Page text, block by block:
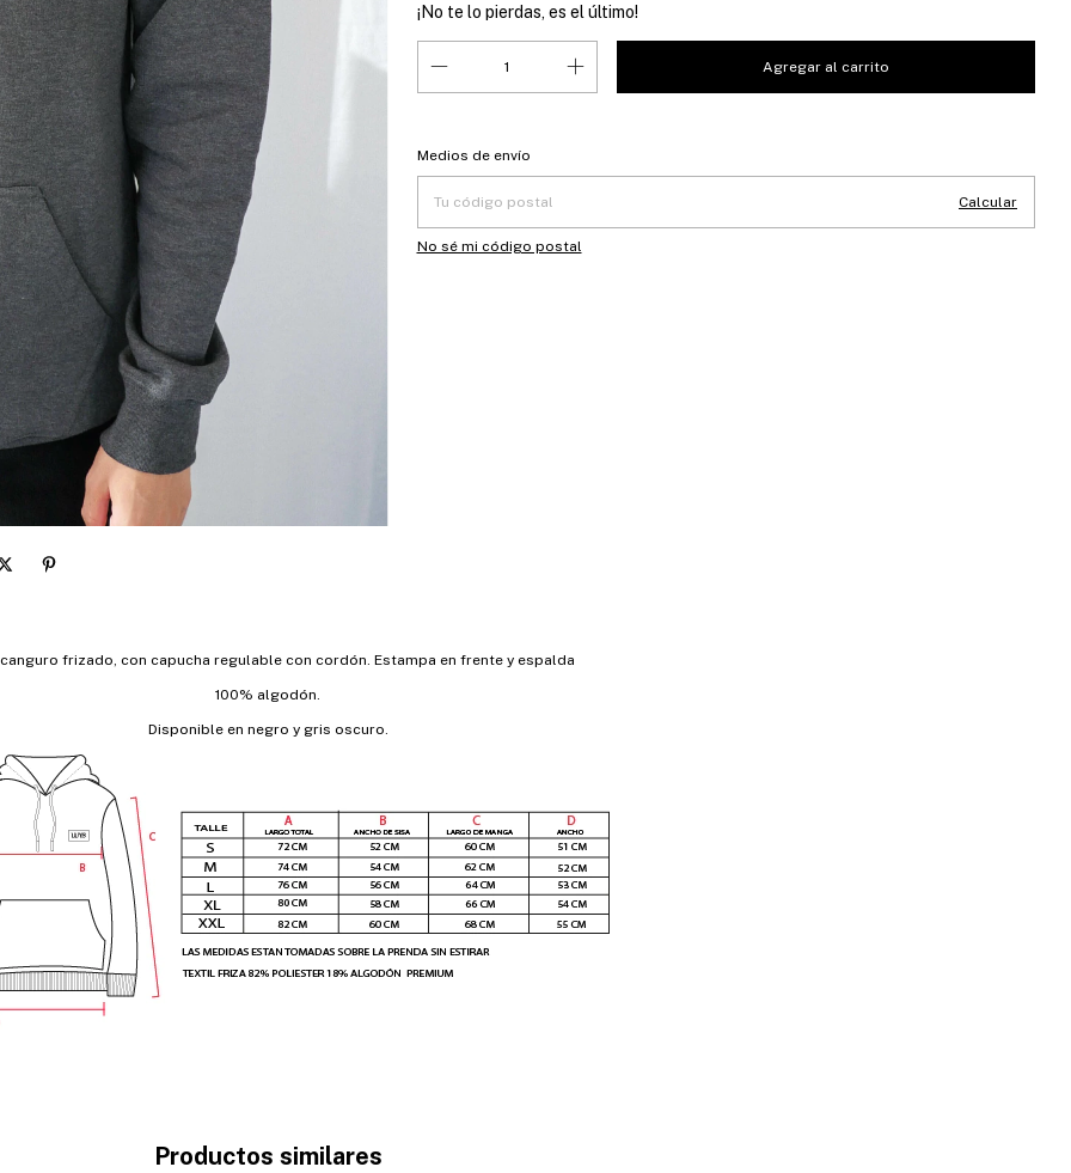
¡No te lo pierdas, es el último!
Entregas para el CP:
Medios de envío
Calcular
No sé mi código postal
frizado, con capucha regulable con cordón. Estampa en frente y espalda
100% algodón.
Disponible en negro y gris oscuro.
Productos similares